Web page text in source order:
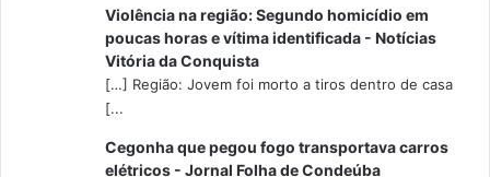
Violência na região: Segundo homicídio em
poucas horas e vítima identificada - Notícias
Vitória da Conquista
[…] Região: Jovem foi morto a tiros dentro de casa
[...
Cegonha que pegou fogo transportava carros
elétricos - Jornal Folha de Condeúba